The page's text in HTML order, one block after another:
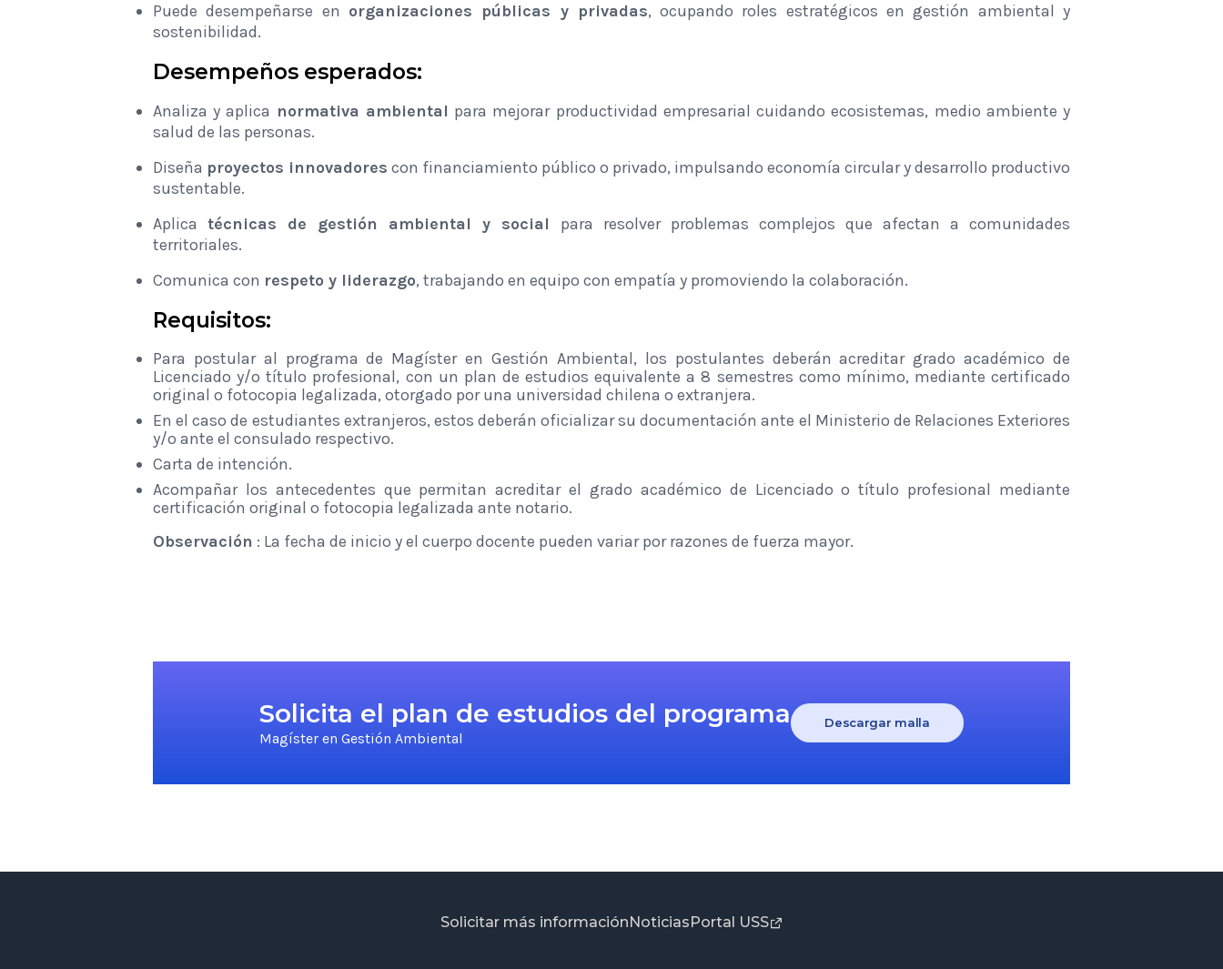
Puede desempeñarse en organizaciones públicas y privadas, ocupando roles estratégicos en gestión ambiental y
sostenibilidad.
Desempeños esperados:
Analiza y aplica normativa ambiental para mejorar productividad empresarial cuidando ecosistemas, medio ambiente y
salud de las personas.
Diseña proyectos innovadores con financiamiento público o privado, impulsando economía circular y desarrollo productivo
sustentable.
Aplicatécnicas de gestión ambiental y social para resolver problemas complejos que afectan a comunidades
territoriales.
Comunica con respeto y liderazgo, trabajando en equipo con empatía y promoviendo la colaboración.
Requisitos:
Para postular al programa de Magíster en Gestión Ambiental, los postulantes deberán acreditar grado académico de
Licenciado y/o título profesional, con un plan de estudios equivalente a 8 semestres como mínimo, mediante certificado
original o fotocopia legalizada, otorgado por una universidad chilena o extranjera.
En el caso de estudiantes extranjeros, estos deberán oficializar su documentación ante el Ministerio de Relaciones Exteriores
y/o ante el consulado respectivo.
Carta de intención.
Acompañar los antecedentes que permitan acreditar el grado académico de Licenciado o título profesional mediante
certificación original o fotocopia legalizada ante notario.
Observación : La fecha de inicio y el cuerpo docente pueden variar por razones de fuerza mayor.
Solicita el plan de estudios del programa
Magíster en Gestión Ambiental
Descargar malla
Solicitar más información Noticias Portal USS